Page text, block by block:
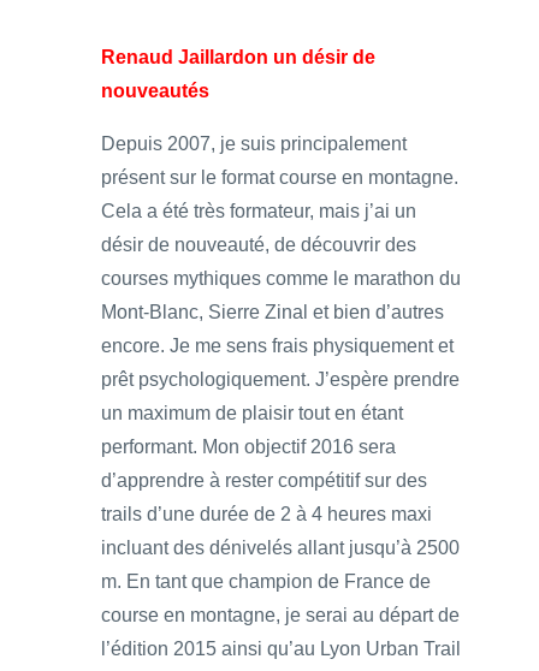
Renaud Jaillardon un désir de
nouveautés
Depuis 2007, je suis principalement
présent sur le format course en montagne.
Cela a été très formateur, mais j’ai un
désir de nouveauté, de découvrir des
courses mythiques comme le marathon du
Mont-Blanc, Sierre Zinal et bien d’autres
encore. Je me sens frais physiquement et
prêt psychologiquement. J’espère prendre
un maximum de plaisir tout en étant
performant. Mon objectif 2016 sera
d’apprendre à rester compétitif sur des
trails d’une durée de 2 à 4 heures maxi
incluant des dénivelés allant jusqu’à 2500
m. En tant que champion de France de
course en montagne, je serai au départ de
l’édition 2015 ainsi qu’au Lyon Urban Trail